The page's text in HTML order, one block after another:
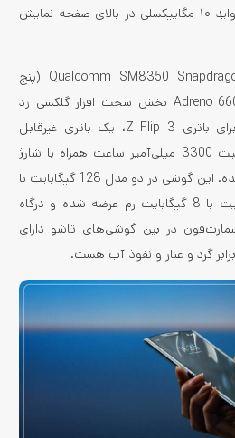
و برای دوربین سلفی، یک لنز واید ۱۰ مگاپیکسلی در بالای صفحه نمایش
تراشه قدرتمند Qualcomm SM8350 Snapdragon 888 5G (پنج
نانومتر) و پردازنده گرافیکی Adreno 660 بخش سخت افزار گلکسی زد
فلیپ ۳ رو تشکیل می‌ده. برای باتری Z Flip 3، یک باتری غیرقابل
تعویض لیتیوم پلیمری با ظرفیت 3300 میلی‌آمپر ساعت همراه با شارژ
سریع 25 واتی در نظر گرفته شده. این گوشی در دو مدل 128 گیگابایت با
8 گیگابایت رم و 256 گیگابایت با 8 گیگابایت رم عرضه شده و درگاه
در بین گوشی‌های تاشو دارای